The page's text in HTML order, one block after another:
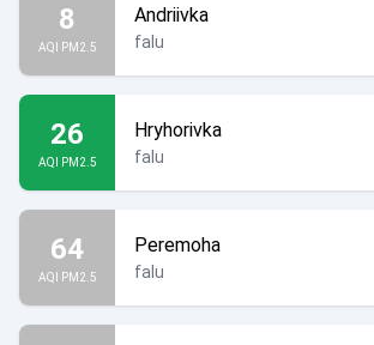
8
AQI PM2.5
Andriivka
falu
26
AQI PM2.5
Hryhorivka
falu
64
AQI PM2.5
Peremoha
falu